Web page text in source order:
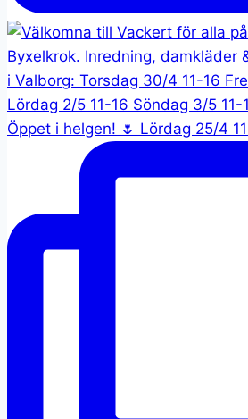
Öppet i helgen! 🌷 Lördag 25/4